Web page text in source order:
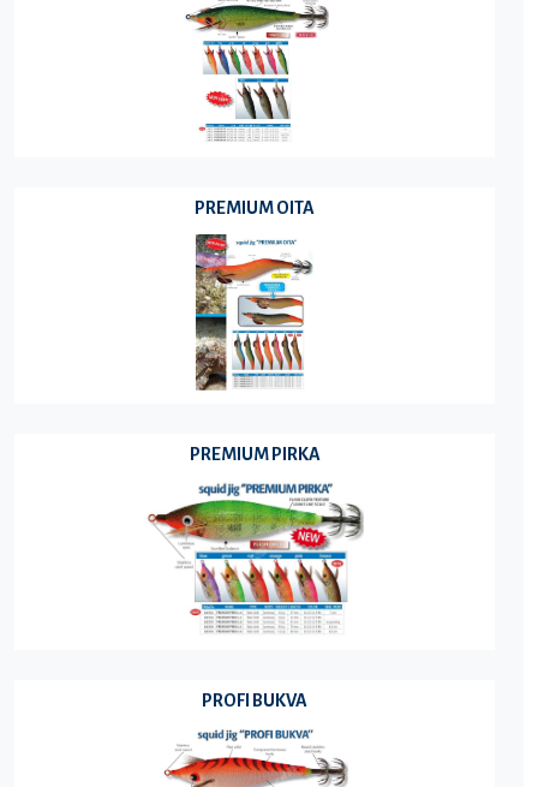
PREMIUM OITA
PREMIUM PIRKA
PROFI BUKVA